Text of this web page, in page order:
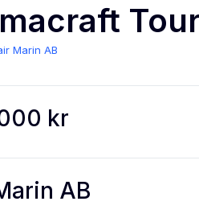
Marin AB
kr
AB